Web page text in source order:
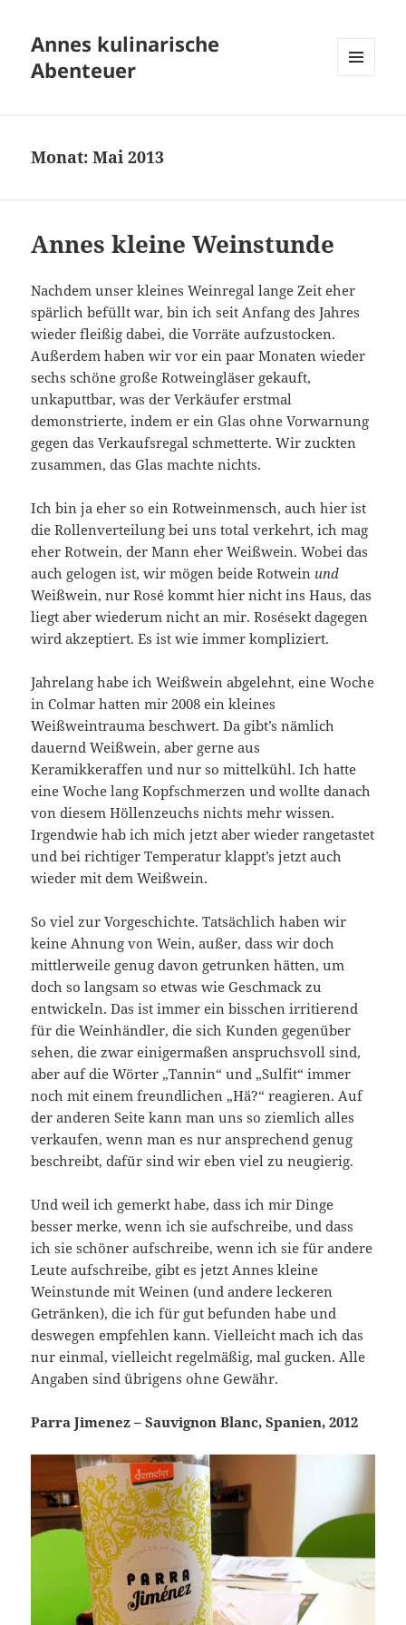
Annes kulinarische
Abenteuer
Monat:Mai 2013
Annes kleine Weinstunde
Nachdem unser kleines Weinregal lange Zeit eher
spärlich befüllt war, bin ich seit Anfang des Jahres
wieder fleißig dabei, die Vorräte aufzustocken.
Außerdem haben wir vor ein paar Monaten wieder
sechs schöne große Rotweingläser gekauft,
unkaputtbar, was der Verkäufer erstmal
demonstrierte, indem er ein Glas ohne Vorwarnung
gegen das Verkaufsregal schmetterte. Wir zuckten
zusammen, das Glas machte nichts.
Ich bin ja eher so ein Rotweinmensch, auch hier ist
die Rollenverteilung bei uns total verkehrt, ich mag
eher Rotwein, der Mann eher Weißwein. Wobei das
auch gelogen ist, wir mögen beide Rotwein und
Weißwein, nur Rosé kommt hier nicht ins Haus, das
liegt aber wiederum nicht an mir. Rosésekt dagegen
wird akzeptiert. Es ist wie immer kompliziert.
Jahrelang habe ich Weißwein abgelehnt, eine Woche
in Colmar hatten mir 2008 ein kleines
Weißweintrauma beschwert. Da gibt’s nämlich
dauernd Weißwein, aber gerne aus
Keramikkeraffen und nur so mittelkühl. Ich hatte
eine Woche lang Kopfschmerzen und wollte danach
von diesem Höllenzeuchs nichts mehr wissen.
Irgendwie hab ich mich jetzt aber wieder rangetastet
und bei richtiger Temperatur klappt’s jetzt auch
wieder mit dem Weißwein.
So viel zur Vorgeschichte. Tatsächlich haben wir
keine Ahnung von Wein, außer, dass wir doch
mittlerweile genug davon getrunken hätten, um
doch so langsam so etwas wie Geschmack zu
entwickeln. Das ist immer ein bisschen irritierend
für die Weinhändler, die sich Kunden gegenüber
sehen, die zwar einigermaßen anspruchsvoll sind,
aber auf die Wörter „Tannin“ und „Sulfit“ immer
noch mit einem freundlichen „Hä?“ reagieren. Auf
der anderen Seite kann man uns so ziemlich alles
verkaufen, wenn man es nur ansprechend genug
beschreibt, dafür sind wir eben viel zu neugierig.
Und weil ich gemerkt habe, dass ich mir Dinge
besser merke, wenn ich sie aufschreibe, und dass
ich sie schöner aufschreibe, wenn ich sie für andere
Leute aufschreibe, gibt es jetzt Annes kleine
Weinstunde mit Weinen (und andere leckeren
Getränken), die ich für gut befunden habe und
deswegen empfehlen kann. Vielleicht mach ich das
nur einmal, vielleicht regelmäßig, mal gucken. Alle
Angaben sind übrigens ohne Gewähr.
Parra Jimenez – Sauvignon Blanc, Spanien, 2012